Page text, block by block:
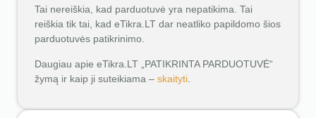
Tai nereiškia, kad parduotuvė yra nepatikima. Tai
reiškia tik tai, kad eTikra.LT dar neatliko papildomo šios
parduotuvės patikrinimo.
Daugiau apie eTikra.LT „PATIKRINTA PARDUOTUVĖ“
žymą ir kaip ji suteikiama – skaityti